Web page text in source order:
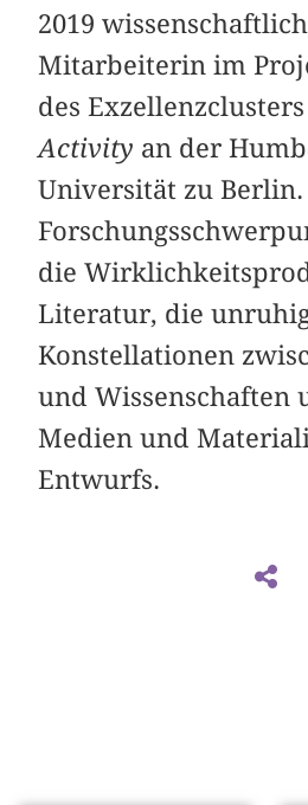
2019
Mitarbeiterin im
des
Activity an der
Universität zu
die
Literatur, die
Konstellationen
und Wissenschaften
Medien und
Entwurfs.